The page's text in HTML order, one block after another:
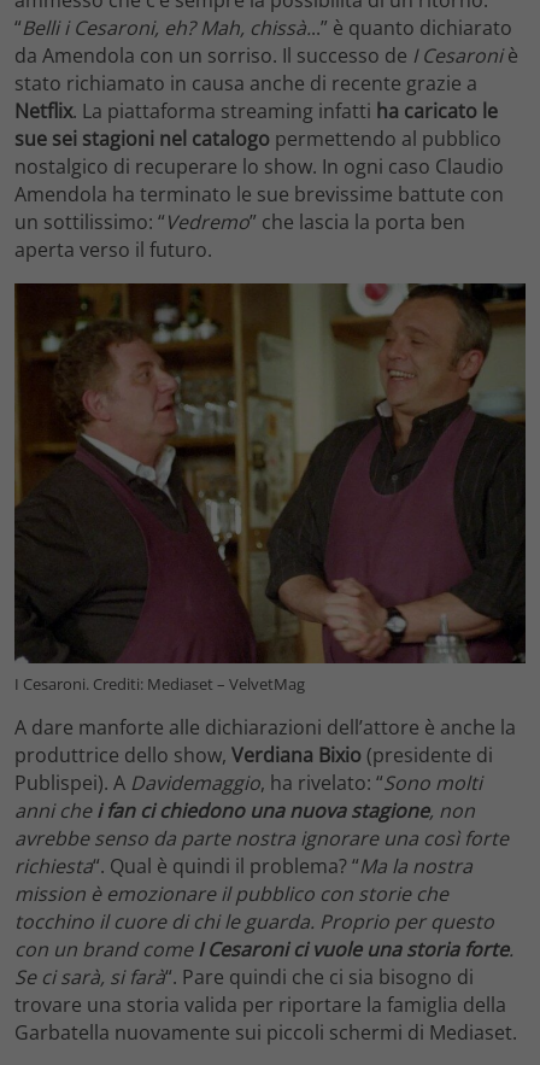
“Belli i Cesaroni, eh? Mah, chissà...” è quanto dichiarato
da Amendola con un sorriso. Il successo de I Cesaroniè
stato richiamato in causa anche di recente grazie a
Netflix. La piattaforma streaming infatti ha caricato le
sue sei stagioni nel catalogo permettendo al pubblico
nostalgico di recuperare lo show. In ogni caso Claudio
Amendola ha terminato le sue brevissime battute con
un sottilissimo: “Vedremo” che lascia la porta ben
aperta verso il futuro.
I Cesaroni. Crediti: Mediaset – VelvetMag
A dare manforte alle dichiarazioni dell’attore è anche la
produttrice dello show, Verdiana Bixio(presidente di
Publispei). A Davidemaggio, ha rivelato: “Sono molti
anni chei fan ci chiedono una nuova stagione, non
avrebbe senso da parte nostra ignorare una così forte
richiesta“. Qual è quindi il problema? “Ma la nostra
mission è emozionare il pubblico con storie che
tocchino il cuore di chi le guarda. Proprio per questo
con un brand comeI Cesaroni ci vuole una storia forte.
Se ci sarà, si farà“. Pare quindi che ci sia bisogno di
trovare una storia valida per riportare la famiglia della
Garbatella nuovamente sui piccoli schermi di Mediaset.